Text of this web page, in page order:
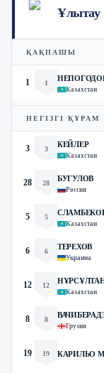
Ұлытау
ҚАҚПАШЫ
1 1
Казахстан
НЕГІЗГІ ҚҰРАМ
3 3
КЕЙЛЕР
Казахстан
28 28
БУГУЛОВ
Россия
5 5
Казахстан
6 6
ТЕРЕХОВ
Украина
12 12
Казахстан
8 8
Грузия
19 19 КАРИЛЬО